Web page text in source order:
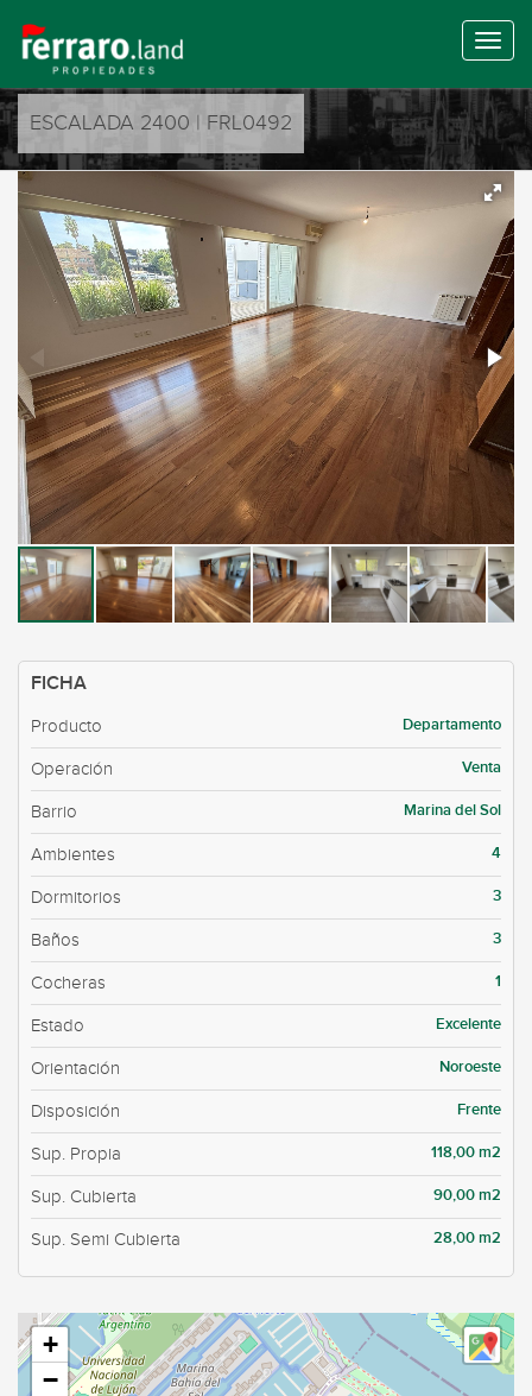
ESCALADA 2400 | FRL0492
FICHA
Producto Departamento
Operación Venta
Barrio Marina del Sol
Ambientes 4
Dormitorios 3
Baños 3
Cocheras 1
Estado Excelente
Orientación Noroeste
Disposición Frente
Sup. Propia 118,00 m2
Sup. Cubierta 90,00 m2
Sup. Semi Cubierta 28,00 m2
+
−